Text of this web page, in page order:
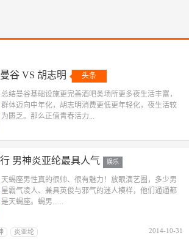
谷 VS 胡志明 头条
总结曼谷基础设施更完善酒吧类场所更多夜生活丰富，
群体迈向中年化，胡志明消费更低更年轻化，夜生活较
为匮乏。那么正值青春活力...
男神炎亚纶最具人气 娱乐
天蝎座男性真的很帅、很有魅力！放眼演艺圈，多少男
星霸气凌人、兼具英俊与邪气的迷人模样，他们通通都
是天蝎座。蝎男......
炎亚纶 2014-10-31